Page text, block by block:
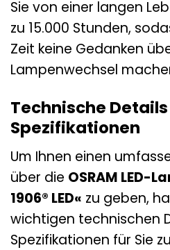
Sie von einer langen
zu 15.000 Stunden,
Zeit keine Gedanken
Lampenwechsel
Technische
Spezifikationen
Um Ihnen einen
über die OSRAM LED-
1906® LED« zu geben,
wichtigen technischen
Spezifikationen für Sie